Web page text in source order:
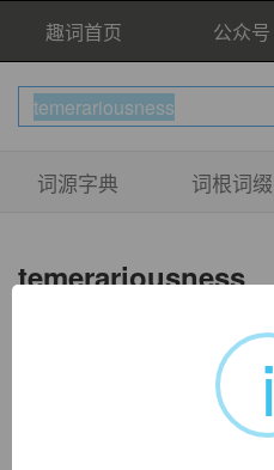
趣词首页 公众号
词源字典 词根词缀
temerariousness
i